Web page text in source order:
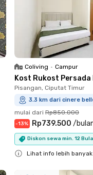
Coliving • Campur
Kost Rukost
Pisangan, Ciputat Timur
3.3 km dari cinere
mulai dari Rp850.000
-13% Rp739.500 /
Diskon sewa min. 12
Lihat info lebih banyak